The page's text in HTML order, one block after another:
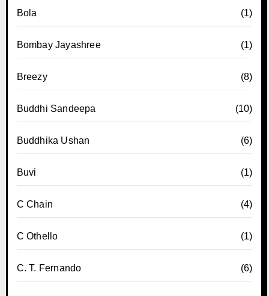
Bola (1)
Bombay Jayashree (1)
Breezy (8)
Buddhi Sandeepa (10)
Buddhika Ushan (6)
Buvi (1)
C Chain (4)
C Othello (1)
C. T. Fernando (6)